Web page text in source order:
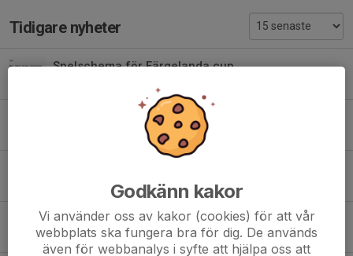
Tidigare nyheter
Spelschema för Färgelanda cup
Inställd träning måndag 3/8
0
31 jul, 17:06 0
Oddebollen 31/7
30 jul, 17:36 0
Godkänn kakor
Vi använder oss av kakor (cookies) för att vår
webbplats ska fungera bra för dig. De används
även för webbanalys i syfte att hjälpa oss att